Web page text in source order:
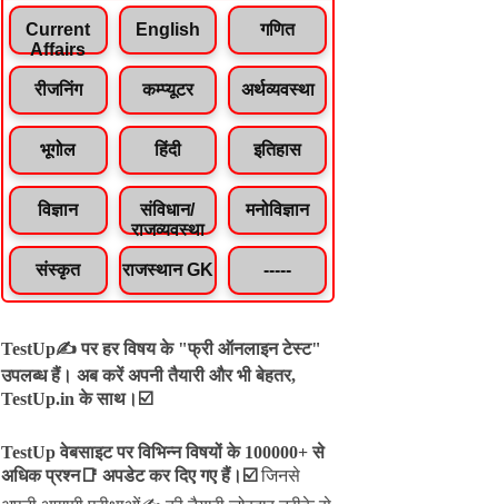
Current
Affairs
English गणित
रीजनिंग कम्प्यूटर अर्थव्यवस्था
भूगोल हिंदी इतिहास
विज्ञान
संविधान/
राजव्यवस्था
मनोविज्ञान
संस्कृत राजस्थान GK -----
TestUp✍️ पर हर विषय के "फ्री ऑनलाइन टेस्ट"
उपलब्ध हैं। अब करें अपनी तैयारी और भी बेहतर,
TestUp.in के साथ।☑️
TestUp वेबसाइट पर विभिन्न विषयों के 100000+ से
अधिक प्रश्न📑 अपडेट कर दिए गए हैं। ☑️ जिनसे